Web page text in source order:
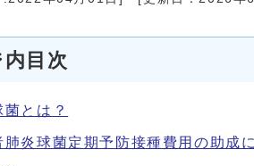
目次
菌とは？
肺炎球菌定期予防接種費用の助成